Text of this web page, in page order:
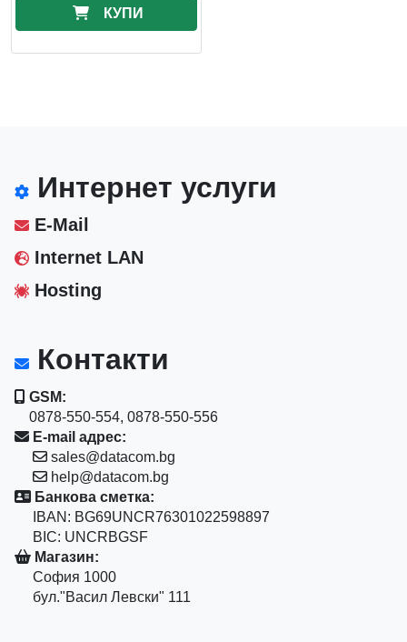
КУПИ
Интернет услуги
E-Mail
Internet LAN
Hosting
Контакти
GSM:
0878-550-554, 0878-550-556
E-mail адрес:
sales@datacom.bg
help@datacom.bg
Банкова сметка:
IBAN: BG69UNCR76301022598897
BIC: UNCRBGSF
Магазин:
София 1000
бул."Васил Левски" 111